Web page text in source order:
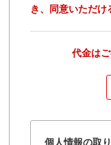
き、同意いただ
代金は
個人情報の取